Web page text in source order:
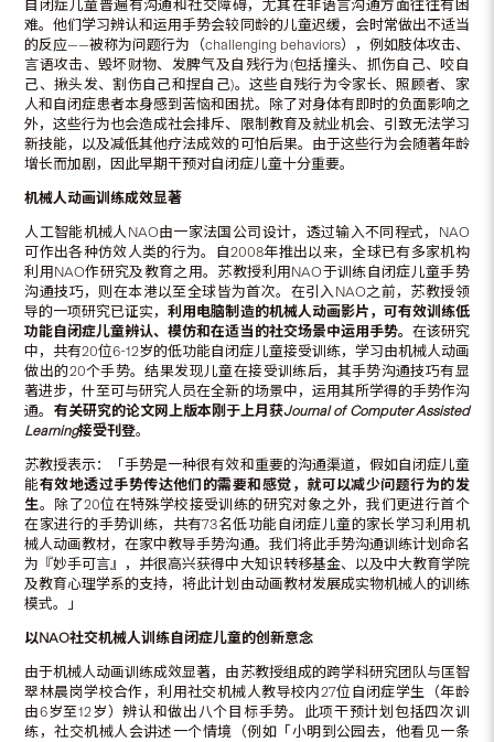
自闭症儿童普遍有沟通和社交障碍，尤其在非语言沟通方面往往有困
难。他们学习辨认和运用手势会较同龄的儿童迟缓，会时常做出不适当
的反应——被称为问题行为（challenging behaviors），例如肢体攻击、
言语攻击、毁坏财物、发脾气及自残行为(包括撞头、抓伤自己、咬自
己、揪头发、割伤自己和捏自己)。这些自残行为令家长、照顾者、家
人和自闭症患者本身感到苦恼和困扰。除了对身体有即时的负面影响之
外，这些行为也会造成社会排斥、限制教育及就业机会、引致无法学习
新技能，以及减低其他疗法成效的可怕后果。由于这些行为会随著年龄
增长而加剧，因此早期干预对自闭症儿童十分重要。
机械人动画训练成效显著
人工智能机械人NAO由一家法国公司设计，透过输入不同程式，NAO
可作出各种仿效人类的行为。自2008年推出以来，全球已有多家机构
利用NAO作研究及教育之用。苏教授利用NAO于训练自闭症儿童手势
沟通技巧，则在本港以至全球皆为首次。在引入NAO之前，苏教授领
导的一项研究已证实，利用电脑制造的机械人动画影片，可有效训练低
功能自闭症儿童辨认、模仿和在适当的社交场景中运用手势。 在该研究
中，共有20位6-12岁的低功能自闭症儿童接受训练，学习由机械人动画
做出的20个手势。结果发现儿童在接受训练后，其手势沟通技巧有显
著进步，什至可与研究人员在全新的场景中，运用其所学得的手势作沟
通。 有关研究的论文网上版本刚于上月获Journal of Computer Assisted
Learning接受刊登。
苏教授表示：「手势是一种很有效和重要的沟通渠道，假如自闭症儿童
能有效地透过手势传达他们的需要和感觉，就可以减少问题行为的发
生。除了20位在特殊学校接受训练的研究对象之外，我们更进行首个
在家进行的手势训练，共有73名低功能自闭症儿童的家长学习利用机
械人动画教材，在家中教导手势沟通。我们将此手势沟通训练计划命名
为『妙手可言』，并很高兴获得中大知识转移基金、以及中大教育学院
及教育心理学系的支持，将此计划由动画教材发展成实物机械人的训练
模式。」
以NAO社交机械人训练自闭症儿童的创新意念
由于机械人动画训练成效显著，由苏教授组成的跨学科研究团队与匡智
翠林晨岗学校合作，利用社交机械人教导校内27位自闭症学生（年龄
由6岁至12岁）辨认和做出八个目标手势。此项干预计划包括四次训
练，社交机械人会讲述一个情境（例如「小明到公园去，他看见一条